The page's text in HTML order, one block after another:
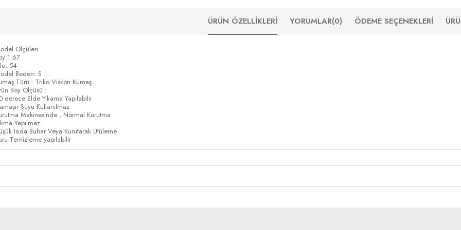
ÜRÜN ÖZELLIKLERI YORUMLAR(0) ÖDEME SEÇENEKLERI
Ölçüleri
54
Beden: S
Türü : Triko Viskon Kumaş
Boy Ölçüsü :
derece Elde Yıkama Yapılabilir
Suyu Kullanılmaz
Makinesinde , Normal Kurutma
Yapılmaz
Isıda Buhar Veya Kurutarak Ütüleme
Temizleme yapılabilir